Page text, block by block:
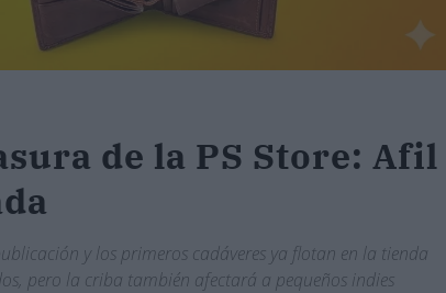
de la PS Store: Afil
y los primeros cadáveres ya flotan en la tienda
pero la criba también afectará a pequeños indies